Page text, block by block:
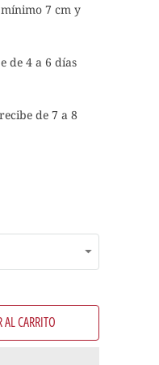
7 cm y
de 4 a 6 días
de 7 a 8
CARRITO